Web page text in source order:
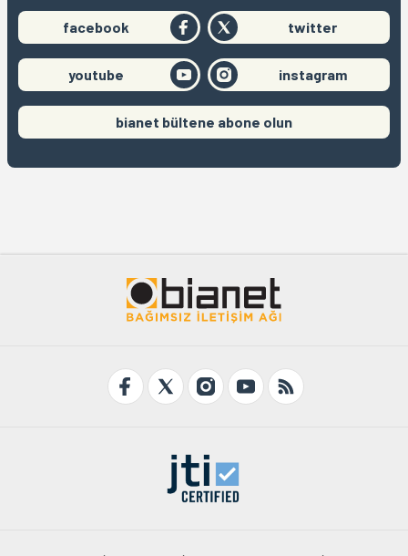
facebook twitter
youtube instagram
bianet bültene abone olun